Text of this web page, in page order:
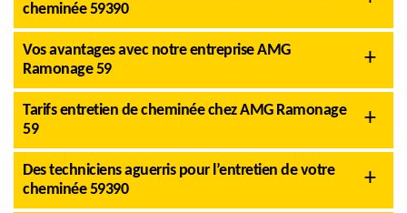
cheminée 59390
Vos avantages avec notre entreprise AMG
Ramonage 59
Tarifs entretien de cheminée chez AMG Ramonage
59
Des techniciens aguerris pour l’entretien de votre
cheminée 59390